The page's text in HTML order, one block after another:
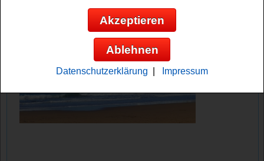
Akzeptieren
Ablehnen
Datenschutzerklärung Impressum